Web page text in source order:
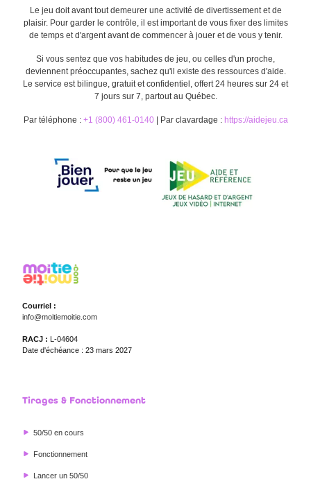
Le jeu doit avant tout demeurer une activité de divertissement et de
plaisir. Pour garder le contrôle, il est important de vous fixer des limites
de temps et d'argent avant de commencer à jouer et de vous y tenir.
Si vous sentez que vos habitudes de jeu, ou celles d'un proche,
deviennent préoccupantes, sachez qu'il existe des ressources d'aide.
Le service est bilingue, gratuit et confidentiel, offert 24 heures sur 24 et
7 jours sur 7, partout au Québec.
Par téléphone : +1 (800) 461-0140| Par clavardage : https://aidejeu.ca
Courriel :
info@moitiemoitie.com
RACJ : L-04604
Date d'échéance : 23 mars 2027
Tirages & Fonctionnement
50/50 en cours
Fonctionnement
Lancer un 50/50